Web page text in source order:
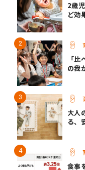
2歳
ど効
「
の我
大人
る、
食事